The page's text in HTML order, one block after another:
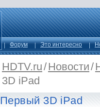
Форум Это интересно
HDTV.ru/Новости/
3D iPad
Первый 3D iPad